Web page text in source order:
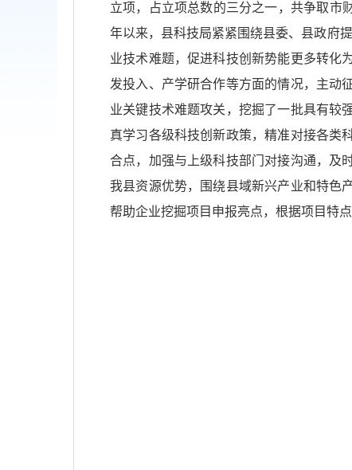
立项，占立项总数的三分之一，共争取市
年以来，县科技局紧紧围绕县委、县政府
业技术难题，促进科技创新势能更多转化
发投入、产学研合作等方面的情况，主动
业关键技术难题攻关，挖掘了一批具有较
真学习各级科技创新政策，精准对接各类
合点，加强与上级科技部门对接沟通，及
我县资源优势，围绕县域新兴产业和特色
帮助企业挖掘项目申报亮点，根据项目特